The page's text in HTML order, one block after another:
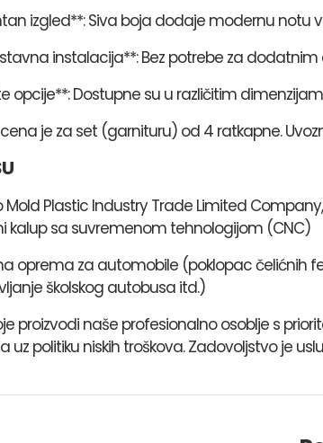
izgled**: Siva boja dodaje modernu
instalacija**: Bez potrebe za
opcije**: Dostupne su u različitim
je za set (garnituru) od 4 ratkapne.
Mold Plastic Industry Trade Limited
kalup sa suvremenom tehnologijom (CNC)
oprema za automobile (poklopac čelićnih
školskog autobusa itd.)
proizvodi naše profesionalno osoblje s
uz politiku niskih troškova. Zadovoljstvo je